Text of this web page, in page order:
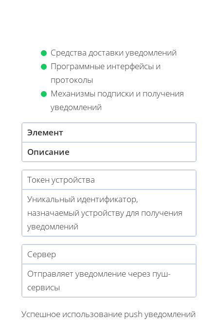
Средства доставки уведомлений
Программные интерфейсы и
протоколы
Механизмы подписки и получения
уведомлений
Элемент
Описание
Токен устройства
Уникальный идентификатор,
назначаемый устройству для получения
уведомлений
Сервер
Отправляет уведомление через пуш-
сервисы
Успешное использование push уведомлений